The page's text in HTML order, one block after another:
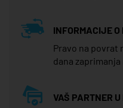
INFORMACIJE O
Pravo na povrat
dana
VAŠ PARTNER